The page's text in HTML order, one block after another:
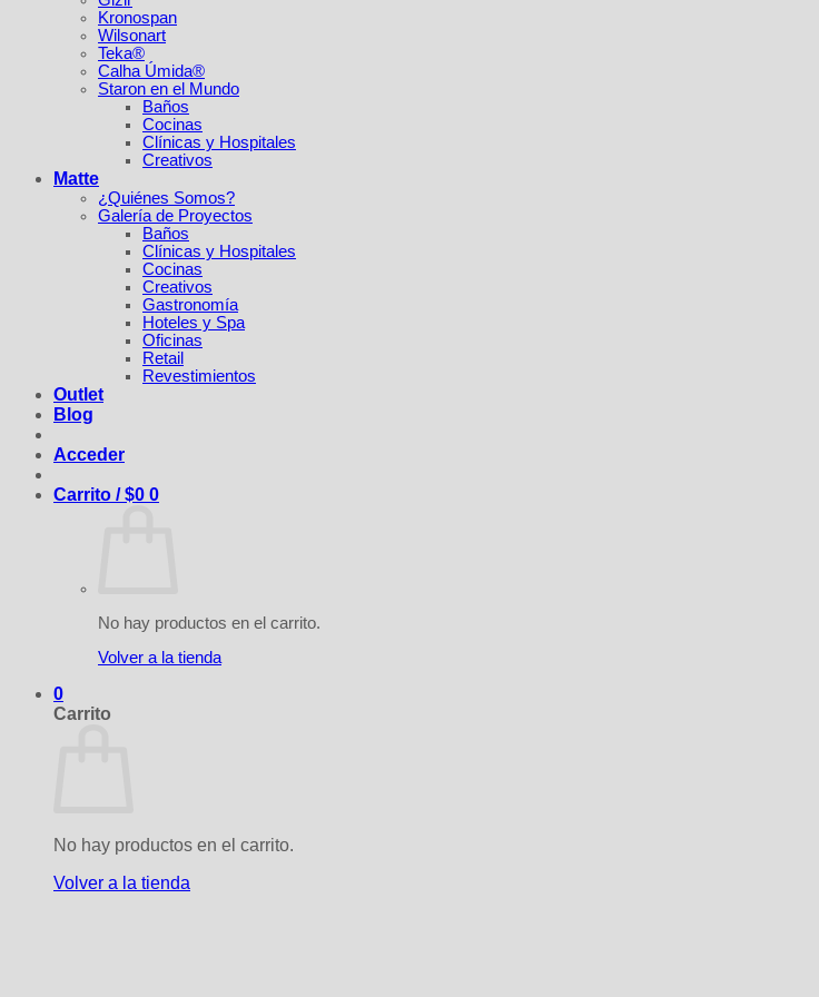
Kronospan
Wilsonart
Teka®
Calha Úmida®
Staron en el Mundo
Baños
Cocinas
Clínicas y Hospitales
Creativos
Matte
¿Quiénes Somos?
Galería de Proyectos
Baños
Clínicas y Hospitales
Cocinas
Creativos
Gastronomía
Hoteles y Spa
Oficinas
Retail
Revestimientos
Outlet
Blog
Acceder
Carrito /$0 0
No hay productos en el carrito.
Volver a la tienda
0
Carrito
No hay productos en el carrito.
Volver a la tienda